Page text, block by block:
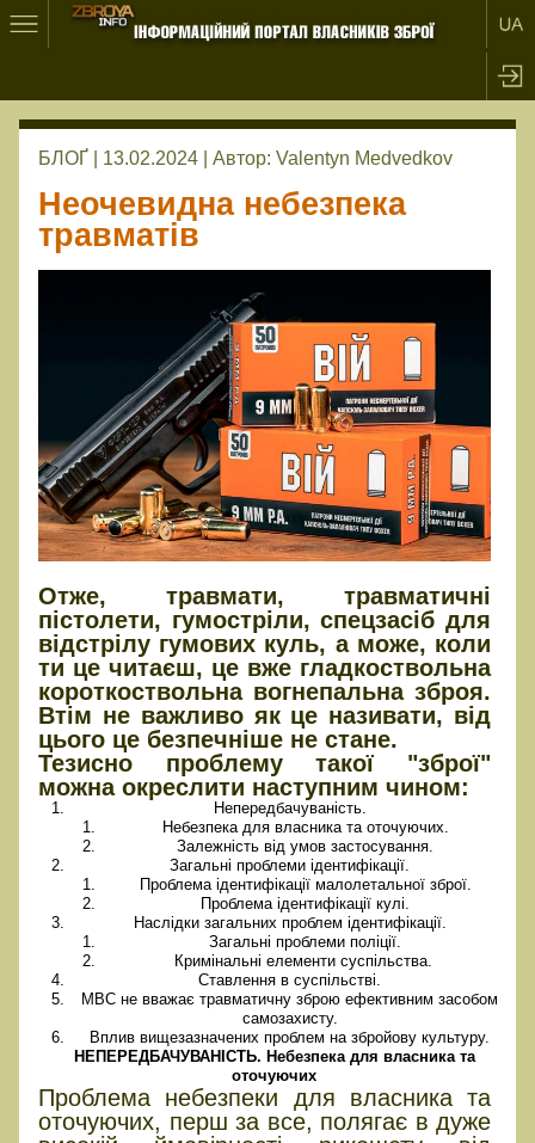
БЛОҐ | 13.02.2024 | Автор: Valentyn Medvedkov
Неочевидна небезпека
травматів
Отже, травмати, травматичні
пістолети, гумостріли, спецзасіб для
відстрілу гумових куль, а може, коли
ти це читаєш, це вже гладкоствольна
короткоствольна вогнепальна зброя.
Втім не важливо як це називати, від
цього це безпечніше не стане.
Тезисно проблему такої "зброї"
можна окреслити наступним чином:
Непередбачуваність.
Небезпека для власника та оточуючих.
Залежність від умов застосування.
Загальні проблеми ідентифікації.
Проблема ідентифікації малолетальної зброї.
Проблема ідентифікації кулі.
Наслідки загальних проблем ідентифікації.
Загальні проблеми поліції.
Кримінальні елементи суспільства.
Ставлення в суспільстві.
МВС не вважає травматичну зброю ефективним засобом
самозахисту.
Вплив вищезазначених проблем на збройову культуру.
НЕПЕРЕДБАЧУВАНІСТЬ. Небезпека для власника та
оточуючих
Проблема небезпеки для власника та
оточуючих, перш за все, полягає в дуже